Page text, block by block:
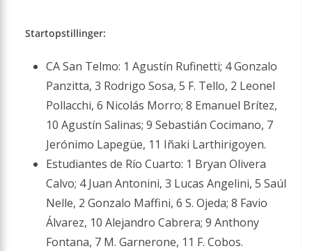
Startopstillinger:
CA San Telmo: 1 Agustín Rufinetti; 4 Gonzalo
Panzitta, 3 Rodrigo Sosa, 5 F. Tello, 2 Leonel
Pollacchi, 6 Nicolás Morro; 8 Emanuel Brítez,
10 Agustín Salinas; 9 Sebastián Cocimano, 7
Jerónimo Lapegüe, 11 Iñaki Larthirigoyen.
Estudiantes de Río Cuarto: 1 Bryan Olivera
Calvo; 4 Juan Antonini, 3 Lucas Angelini, 5 Saúl
Nelle, 2 Gonzalo Maffini, 6 S. Ojeda; 8 Favio
Álvarez, 10 Alejandro Cabrera; 9 Anthony
Fontana, 7 M. Garnerone, 11 F. Cobos.